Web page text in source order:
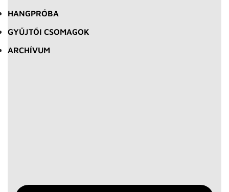
HANGPRÓBA
GYŰJTŐI CSOMAGOK
ARCHÍVUM